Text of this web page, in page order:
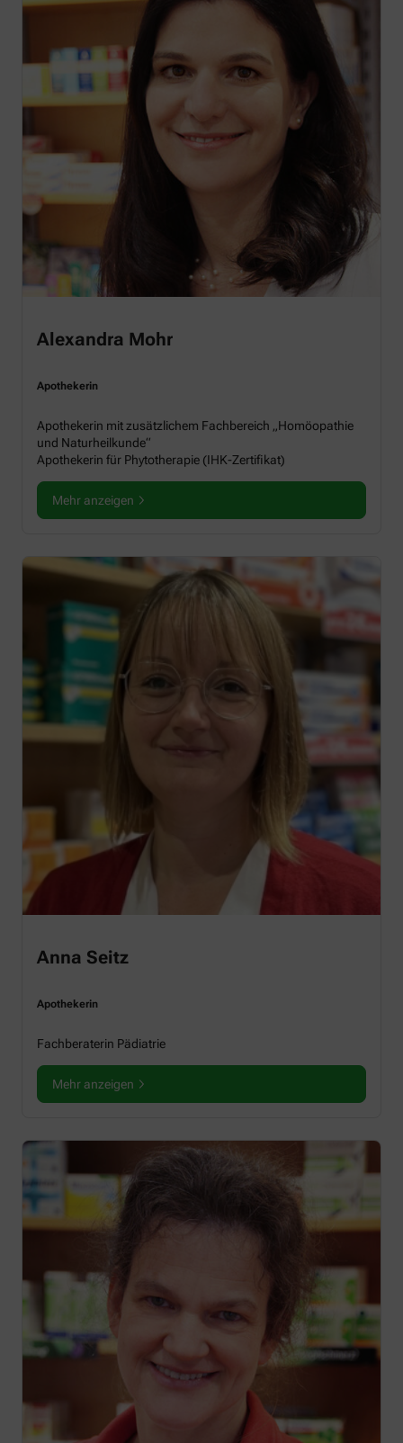
Alexandra Mohr
Apothekerin
Apothekerin mit zusätzlichem Fachbereich „Homöopathie
und Naturheilkunde“
Apothekerin für Phytotherapie (IHK-Zertifikat)
Mehr anzeigen
Anna Seitz
Apothekerin
Fachberaterin Pädiatrie
Mehr anzeigen